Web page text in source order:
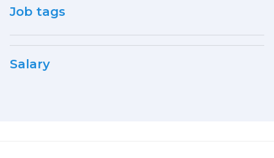
Job tags
Salary